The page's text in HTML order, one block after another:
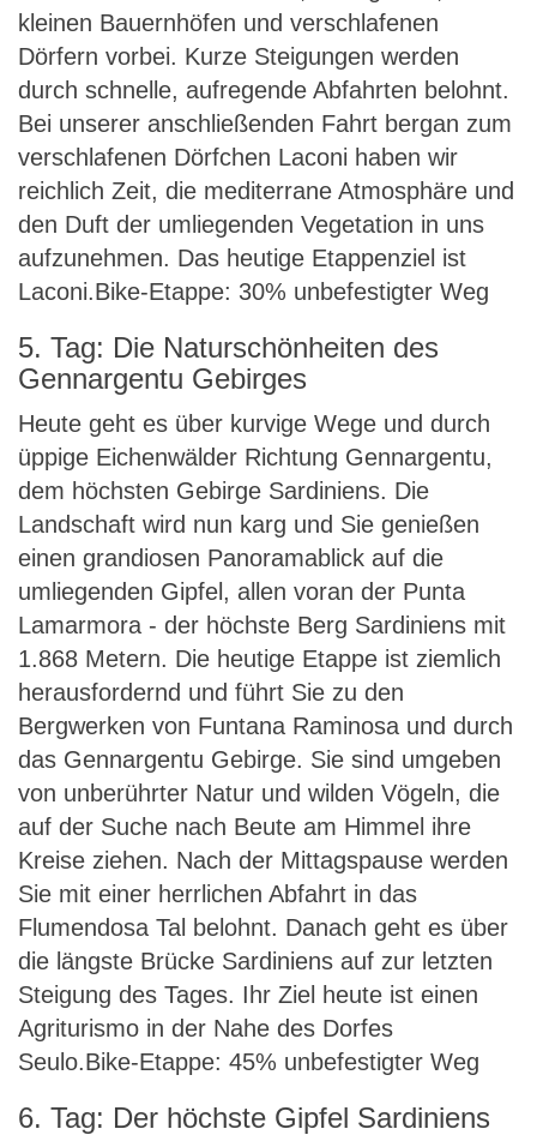
kleinen Bauernhöfen und verschlafenen
Dörfern vorbei. Kurze Steigungen werden
durch schnelle, aufregende Abfahrten belohnt.
Bei unserer anschließenden Fahrt bergan zum
verschlafenen Dörfchen Laconi haben wir
reichlich Zeit, die mediterrane Atmosphäre und
den Duft der umliegenden Vegetation in uns
aufzunehmen. Das heutige Etappenziel ist
Laconi.Bike-Etappe: 30% unbefestigter Weg
5. Tag: Die Naturschönheiten des
Gennargentu Gebirges
Heute geht es über kurvige Wege und durch
üppige Eichenwälder Richtung Gennargentu,
dem höchsten Gebirge Sardiniens. Die
Landschaft wird nun karg und Sie genießen
einen grandiosen Panoramablick auf die
umliegenden Gipfel, allen voran der Punta
Lamarmora - der höchste Berg Sardiniens mit
1.868 Metern. Die heutige Etappe ist ziemlich
herausfordernd und führt Sie zu den
Bergwerken von Funtana Raminosa und durch
das Gennargentu Gebirge. Sie sind umgeben
von unberührter Natur und wilden Vögeln, die
auf der Suche nach Beute am Himmel ihre
Kreise ziehen. Nach der Mittagspause werden
Sie mit einer herrlichen Abfahrt in das
Flumendosa Tal belohnt. Danach geht es über
die längste Brücke Sardiniens auf zur letzten
Steigung des Tages. Ihr Ziel heute ist einen
Agriturismo in der Nahe des Dorfes
Seulo.Bike-Etappe: 45% unbefestigter Weg
6. Tag: Der höchste Gipfel Sardiniens